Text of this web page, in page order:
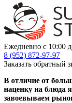
Ежедневно с 10:00
8 (952) 872-97-97
Заказать обратный
В отличие от
наценку на блюда
завоевываем